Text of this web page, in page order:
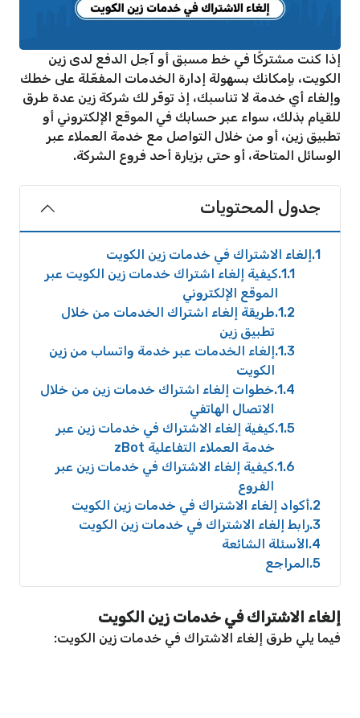
إذا كنت مشتركًا في خط مسبق أو آجل الدفع لدى زين
الكويت، بإمكانك بسهولة إدارة الخدمات المفعّلة على خطك
وإلغاء أي خدمة لا تناسبك، إذ توفّر لك شركة زين عدة طرق
للقيام بذلك، سواء عبر حسابك في الموقع الإلكتروني أو
تطبيق زين، أو من خلال التواصل مع خدمة العملاء عبر
الوسائل المتاحة، أو حتى بزيارة أحد فروع الشركة.
جدول المحتويات
1 إلغاء الاشتراك في خدمات زين الكويت
1.1 كيفية إلغاء اشتراك خدمات زين الكويت عبر
الموقع الإلكتروني
1.2 طريقة إلغاء اشتراك الخدمات من خلال
تطبيق زين
1.3 إلغاء الخدمات عبر خدمة واتساب من زين
الكويت
1.4 خطوات إلغاء اشتراك خدمات زين من خلال
الاتصال الهاتفي
1.5 كيفية إلغاء الاشتراك في خدمات زين عبر
خدمة العملاء التفاعلية zBot
1.6 كيفية إلغاء الاشتراك في خدمات زين عبر
الفروع
2 أكواد إلغاء الاشتراك في خدمات زين الكويت
3 رابط إلغاء الاشتراك في خدمات زين الكويت
4 الأسئلة الشائعة
5 المراجع
إلغاء الاشتراك في خدمات زين الكويت
فيما يلي طرق إلغاء الاشتراك في خدمات زين الكويت: